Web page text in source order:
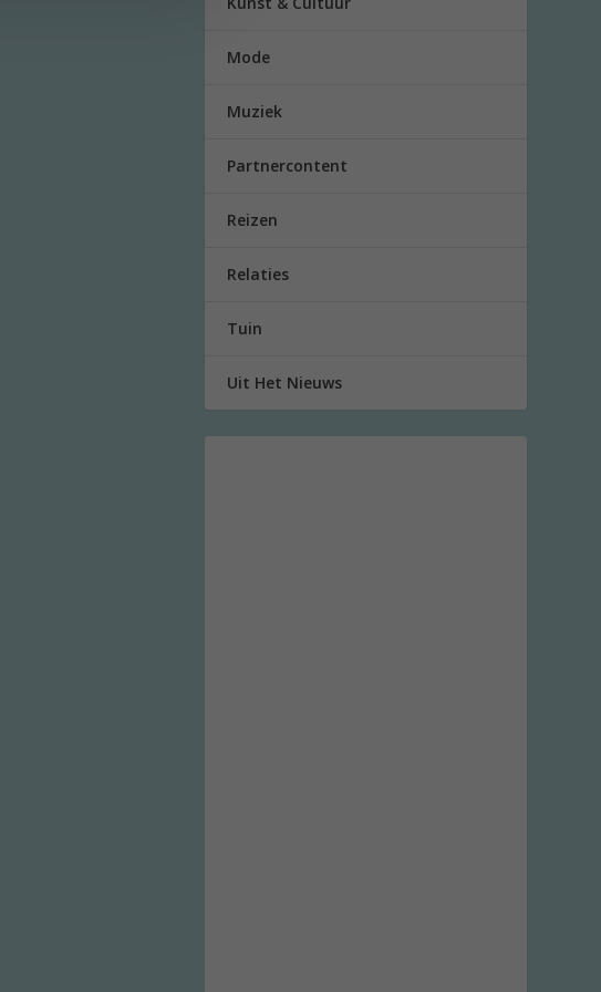
Mode
Muziek
Partnercontent
Reizen
Relaties
Tuin
Uit Het Nieuws